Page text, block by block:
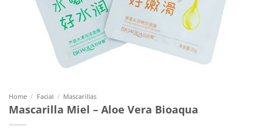
Home / Facial / Mascarillas
Mascarilla Miel – Aloe Vera Bioaqua